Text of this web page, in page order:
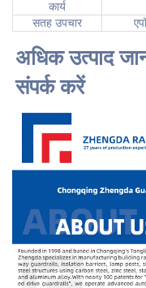
कार्य
सतह उपचार
अधिक उत्पाद
संपर्क करें